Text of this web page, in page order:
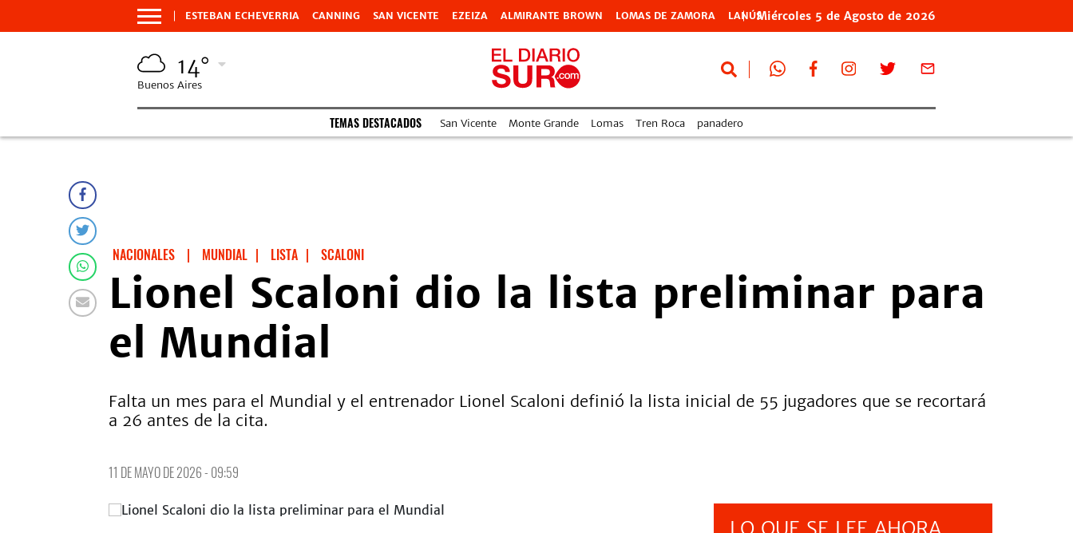
ESTEBAN ECHEVERRIA CANNING SAN VICENTE EZEIZA ALMIRANTE BROWN LOMAS DE ZAMORA LANÚSMiércoles 5 de Agosto de 2026
14°
Buenos Aires
TEMAS DESTACADOS San Vicente Monte Grande Lomas Tren Roca panadero
NACIONALES | MUNDIAL | LISTA | SCALONI
Lionel Scaloni dio la lista preliminar para
el Mundial
Falta un mes para el Mundial y el entrenador Lionel Scaloni definió la lista inicial de 55 jugadores que se recortará
a 26 antes de la cita.
11 DE MAYO DE 2026 - 09:59